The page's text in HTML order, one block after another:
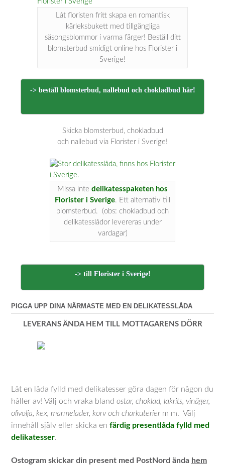
Låt floristen fritt skapa en romantisk
kärleksbukett med tillgängliga
säsongsblommor i varma färger! Beställ ditt
blomsterbud smidigt online hos Florister i
Sverige!
-> beställ blomsterbud, nallebud och chokladbud här!
Skicka blomsterbud, chokladbud
och nallebud via Florister i Sverige!
Missa inte delikatesspaketen hos
Florister i Sverige. Ett alternativ till
blomsterbud. (obs: chokladbud och
delikatesslådor levereras under
vardagar)
-> till Florister i Sverige!
PIGGA UPP DINA NÄRMASTE MED EN DELIKATESSLÅDA
LEVERANS ÄNDA HEM TILL MOTTAGARENS DÖRR
Låt en låda fylld med delikatesser göra dagen för någon du
håller av! Välj och vraka bland ostar, choklad, lakrits, vinäger,
olivolja, kex, marmelader, korv och charkuterierm m. Välj
innehåll själv eller skicka en färdig presentlåda fylld med
delikatesser.
Ostogram skickar din present med PostNord ända hem